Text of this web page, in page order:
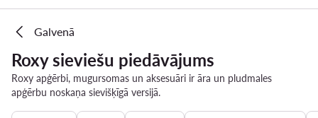
Galvenā
Roxy sieviešu piedāvājums
Roxy apģērbi, mugursomas un aksesuāri ir āra un pludmales
apģērbu noskaņa sievišķīgā versijā.